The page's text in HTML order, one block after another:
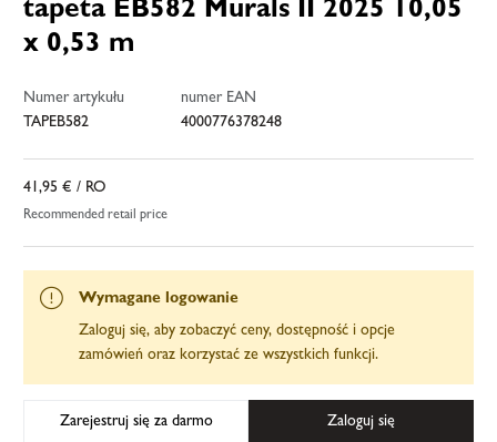
tapeta EB582 Murals II 2025 10,05
x 0,53 m
Numer artykułu
TAPEB582
numer EAN
4000776378248
41,95 € / RO
Recommended retail price
Wymagane logowanie
Zaloguj się, aby zobaczyć ceny, dostępność i opcje
zamówień oraz korzystać ze wszystkich funkcji.
Zarejestruj się za darmo Zaloguj się